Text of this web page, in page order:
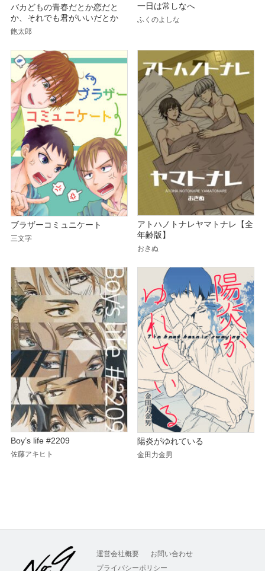
バカどもの青春だとか恋だと
か、それでも君がいいだとか
飽太郎
一日は常しなへ
ふくのよしな
ブラザーコミュニケート
三文字
アトハノトナレヤマトナレ【全
年齢版】
おきぬ
Boy’s life #2209
佐藤アキヒト
陽炎がゆれている
金田力金男
運営会社概要
お問い合わせ
プライバシーポリシー